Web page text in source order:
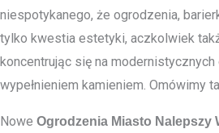
niespotykanego, że ogrodzenia,
tylko kwestia estetyki, aczkolwiek
koncentrując się na
wypełnieniem kamieniem. Omówimy
Nowe Ogrodzenia Miasto Nalepszy